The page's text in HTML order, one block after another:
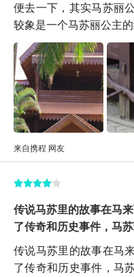
便去一下，其实马苏丽
较象是一个马苏丽公主的
来自携程 网友
传说马苏里的故事在马
了传奇和历史事件，马
传说马苏里的故事在马
了传奇和历史事件，马